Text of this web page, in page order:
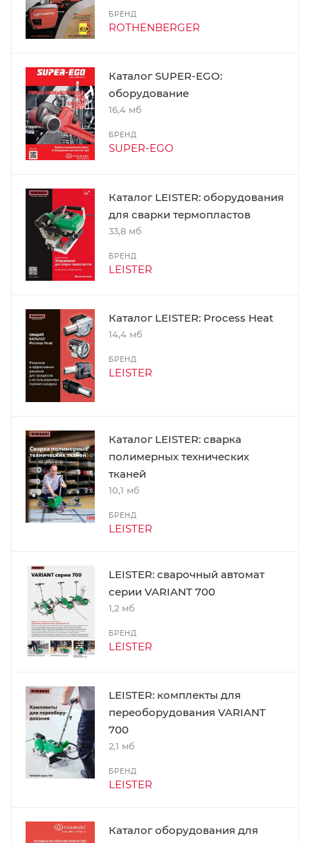
БРЕНД
ROTHENBERGER
Каталог SUPER-EGO:
оборудование
16,4 мб
БРЕНД
SUPER-EGO
Каталог LEISTER: оборудования
для сварки термопластов
33,8 мб
БРЕНД
LEISTER
Каталог LEISTER: Process Heat
14,4 мб
БРЕНД
LEISTER
Каталог LEISTER: сварка
полимерных технических
тканей
10,1 мб
БРЕНД
LEISTER
LEISTER: сварочный автомат
серии VARIANT 700
1,2 мб
БРЕНД
LEISTER
LEISTER: комплекты для
переоборудования VARIANT
700
2,1 мб
БРЕНД
LEISTER
Каталог оборудования для